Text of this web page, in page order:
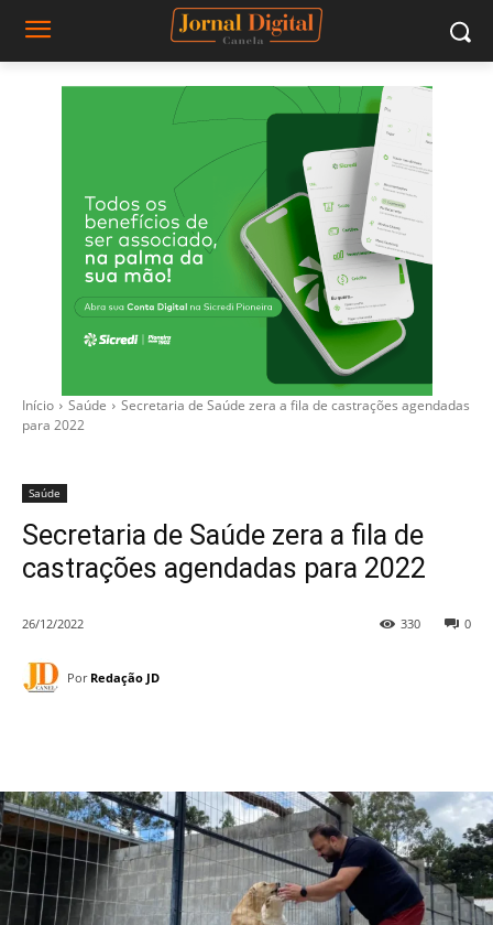
Início Saúde
Secretaria de Saúde zera a fila de castrações agendadas
para 2022
Saúde
Secretaria de Saúde zera a fila de
castrações agendadas para 2022
26/12/2022 0
330
Por Redação JD